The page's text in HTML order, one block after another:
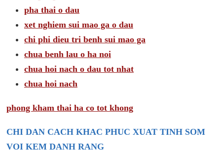
pha thai o dau
xet nghiem sui mao ga o dau
chi phi dieu tri benh sui mao ga
chua benh lau o ha noi
chua hoi nach o dau tot nhat
chua hoi nach
phong kham thai ha co tot khong
CHI DAN CACH KHAC PHUC XUAT TINH SOM
VOI KEM DANH RANG